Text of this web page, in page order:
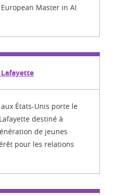
Master in AI
États-Unis porte le
destiné à
de jeunes
pour les relations